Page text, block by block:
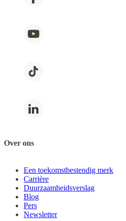
Over ons
Een toekomstbestendig merk
Carrière
Duurzaamheidsverslag
Blog
Pers
Newsletter